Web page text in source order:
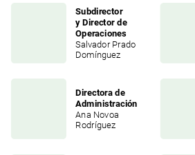
Directora de
Administración
Ana Novoa
Rodríguez
Subdirector
y Director de
Operaciones
Salvador Prado
Domínguez